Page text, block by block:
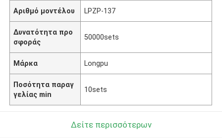
Αριθμό μοντέλου LPZP-137
Δυνατότητα προ
σφοράς
50000sets
Μάρκα Longpu
Ποσότητα παραγ
γελίας min
10sets
Δείτε περισσότερων